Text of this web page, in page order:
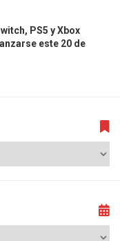
PS5 y Xbox
este 20 de